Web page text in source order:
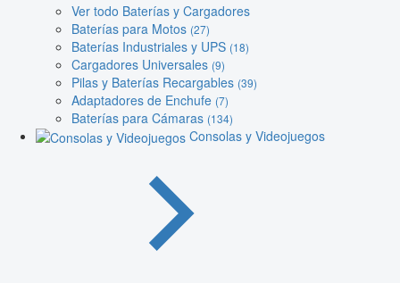
Ver todo Baterías y Cargadores
Baterías para Motos (27)
Baterías Industriales y UPS (18)
Cargadores Universales (9)
Pilas y Baterías Recargables (39)
Adaptadores de Enchufe (7)
Baterías para Cámaras (134)
Consolas y Videojuegos